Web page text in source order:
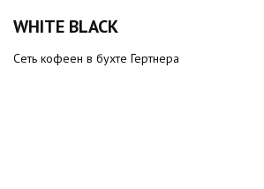
WHITE BLACK
Сеть кофеен в бухте Гертнера